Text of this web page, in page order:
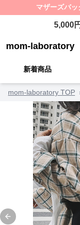
マザーズバッ
5,000
mom-laboratory
新着商品
mom-laboratory TOP
Previous slide